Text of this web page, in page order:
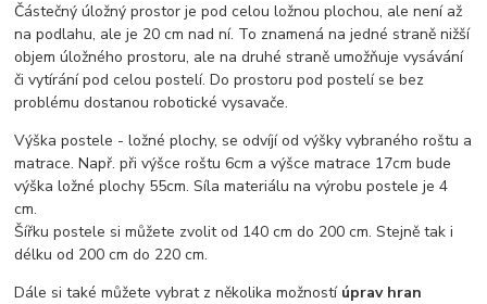
Částečný úložný prostor je pod celou ložnou plochou, ale není až
na podlahu, ale je 20 cm nad ní. To znamená na jedné straně nižší
objem úložného prostoru, ale na druhé straně umožňuje vysávání
či vytírání pod celou postelí. Do prostoru pod postelí se bez
problému dostanou robotické vysavače.
Výška postele - ložné plochy, se odvíjí od výšky vybraného roštu a
matrace. Např. při výšce roštu 6cm a výšce matrace 17cm bude
výška ložné plochy 55cm. Síla materiálu na výrobu postele je 4
cm.
Šířku postele si můžete zvolit od 140 cm do 200 cm. Stejně tak i
délku od 200 cm do 220 cm.
Dále si také můžete vybrat z několika možností úprav hran